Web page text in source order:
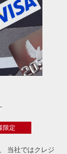
限定
当社ではクレジ